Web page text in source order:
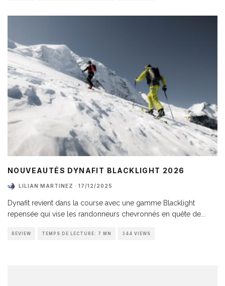
NOUVEAUTÉS DYNAFIT BLACKLIGHT 2026
LILIAN MARTINEZ · 17/12/2025
Dynafit revient dans la course avec une gamme Blacklight
repensée qui vise les randonneurs chevronnés en quête de
REVIEW TEMPS DE LECTURE: 7 MN 344 VIEWS